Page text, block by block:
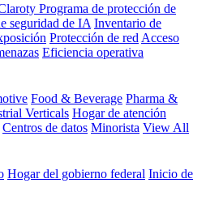
Programa de protección de
seguridad de IA Inventario de
Protección de red Acceso
Eficiencia operativa
Food & Beverage Pharma &
Verticals Hogar de atención
Centros de datos Minorista View All
Hogar del gobierno federal Inicio de